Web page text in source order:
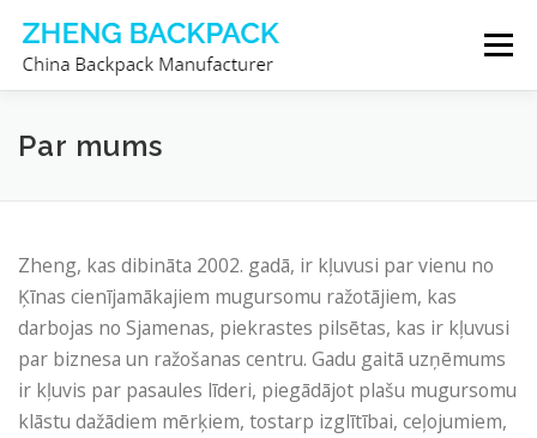
content
Menu
Par mums
Zheng, kas dibināta 2002. gadā, ir kļuvusi par vienu no
Ķīnas cienījamākajiem mugursomu ražotājiem, kas
darbojas no Sjamenas, piekrastes pilsētas, kas ir kļuvusi
par biznesa un ražošanas centru. Gadu gaitā uzņēmums
ir kļuvis par pasaules līderi, piegādājot plašu mugursomu
klāstu dažādiem mērķiem, tostarp izglītībai, ceļojumiem,